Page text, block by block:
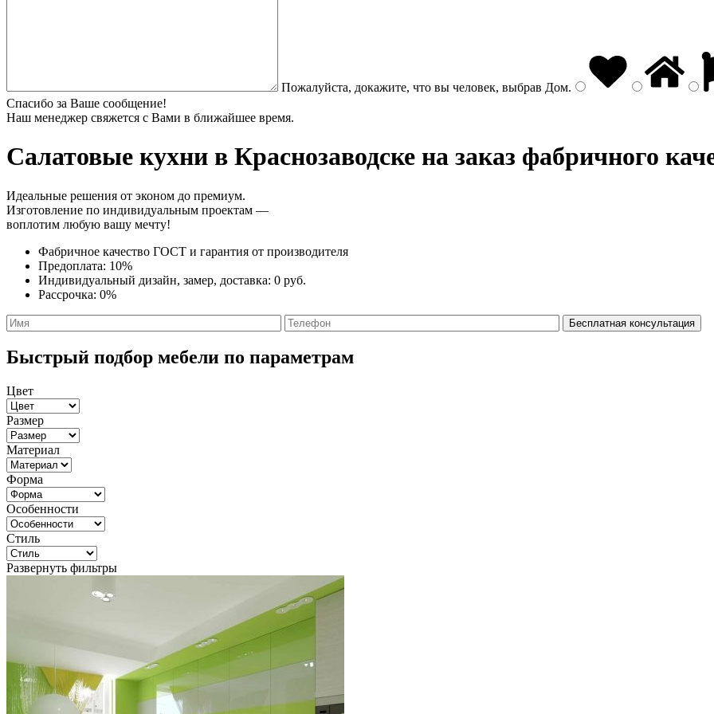
Пожалуйста, докажите, что вы человек, выбрав Дом.
Спасибо за Ваше сообщение!
Наш менеджер свяжется с Вами в ближайшее время.
Салатовые кухни в Краснозаводске на заказ фабричного
Идеальные решения от эконом до премиум.
Изготовление по индивидуальным проектам —
воплотим любую вашу мечту!
Фабричное качество ГОСТ и гарантия от производителя
Предоплата: 10%
Индивидуальный дизайн, замер, доставка: 0 руб.
Рассрочка: 0%
Быстрый подбор мебели по параметрам
Цвет
Размер
Материал
Форма
Особенности
Стиль
Развернуть фильтры